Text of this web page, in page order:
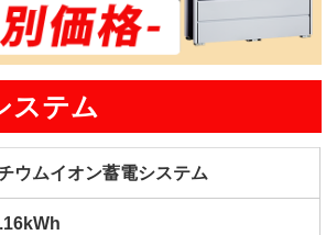
ステム
ウムイオン蓄電システム